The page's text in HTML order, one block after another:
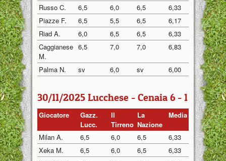
Russo C. 6,5 6,0 6,5
6,33
Piazze F.
6,5 5,5 6,5
6,17
Riad A.
6,0 6,5 6,5
6,33
Caggianese
M.
6,5 7,0 7,0 6,83
Palma N. sv 6,0 sv 6,00
30/11/2025 Lucchese - Cenaia 6 - 1
Giocatore
Gazz.
Lucc.
Il
Tirreno
La
Nazione
Media
Milan A. 6,5 6,0 6,5
6,33
Xeka M.
6,5 6,0 6,5
6,33